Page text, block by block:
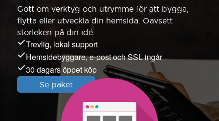
Gott om verktyg och utrymme för att bygga,
flytta eller utveckla din hemsida. Oavsett
storleken på din idé.
Trevlig, lokal support
Hemsidebyggare, e-post och SSL ingår
30 dagars öppet köp
Se paket